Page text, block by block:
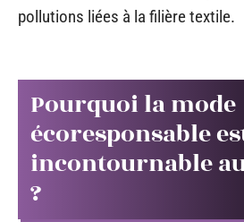
pollutions liées à la filière textile.
Pourquoi la mode
écoresponsable
incontournable
?